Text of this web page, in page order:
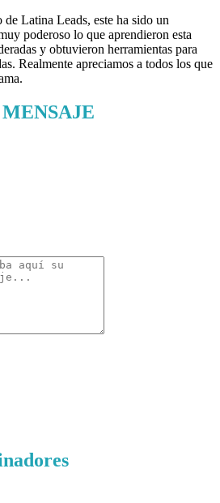
Latina Leads, este ha sido un
poderoso lo que aprendieron esta
y obtuvieron herramientas para
Realmente apreciamos a todos los que
MENSAJE